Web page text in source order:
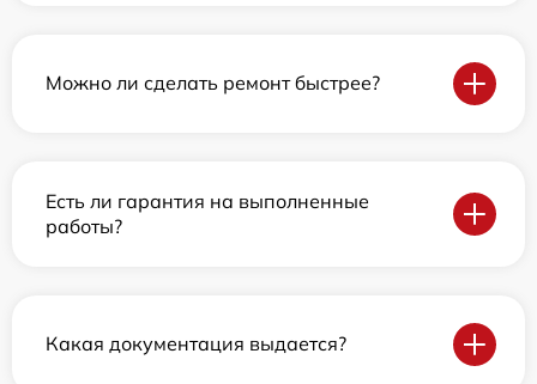
Можно ли сделать ремонт быстрее?
Есть ли гарантия на выполненные
работы?
Какая документация выдается?